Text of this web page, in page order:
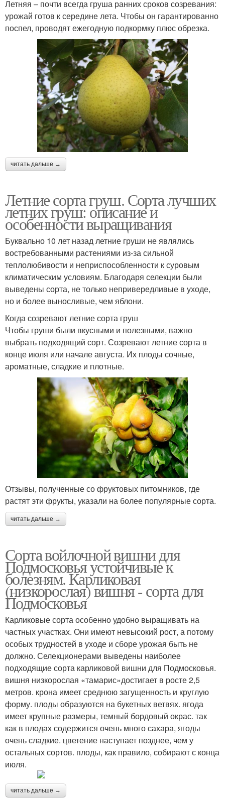
Летняя – почти всегда груша ранних сроков созревания:
урожай готов к середине лета. Чтобы он гарантированно
поспел, проводят ежегодную подкормку плюс обрезка.
читать дальше →
Летние сорта груш. Сорта лучших
летних груш: описание и
особенности выращивания
Буквально 10 лет назад летние груши не являлись
востребованными растениями из-за сильной
теплолюбивости и неприспособленности к суровым
климатическим условиям. Благодаря селекции были
выведены сорта, не только непривередливые в уходе,
но и более выносливые, чем яблони.
Когда созревают летние сорта груш
Чтобы груши были вкусными и полезными, важно
выбрать подходящий сорт. Созревают летние сорта в
конце июля или начале августа. Их плоды сочные,
ароматные, сладкие и плотные.
Отзывы, полученные со фруктовых питомников, где
растят эти фрукты, указали на более популярные сорта.
читать дальше →
Сорта войлочной вишни для
Подмосковья устойчивые к
болезням. Карликовая
(низкорослая) вишня - сорта для
Подмосковья
Карликовые сорта особенно удобно выращивать на
частных участках. Они имеют невысокий рост, а потому
особых трудностей в уходе и сборе урожая быть не
должно. Селекционерами выведены наиболее
подходящие сорта карликовой вишни для Подмосковья.
вишня низкорослая «тамарис»достигает в росте 2,5
метров. крона имеет среднюю загущенность и круглую
форму. плоды образуются на букетных ветвях. ягода
имеет крупные размеры, темный бордовый окрас. так
как в плодах содержится очень много сахара, ягоды
очень сладкие. цветение наступает позднее, чем у
остальных сортов. плоды, как правило, собирают с конца
июля.
читать дальше →